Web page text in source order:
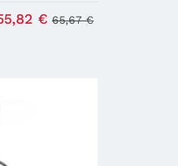
€ 65,67 €